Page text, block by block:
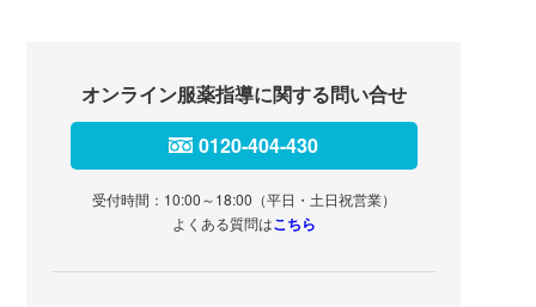
オンライン服薬指導に関する問い合せ
0120-404-430
受付時間：10:00～18:00（平日・土日祝営業）
よくある質問はこちら